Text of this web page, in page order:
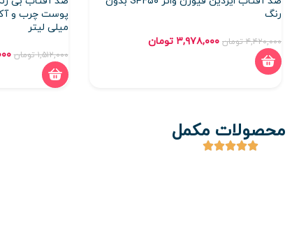
رنگ
۴,۴۲۰,۰۰۰ تومان ۳,۹۷۸,۰۰۰ تومان
میلی لیتر
۱,۵۱۲,۰۰۰ تومان
محصولات مکمل